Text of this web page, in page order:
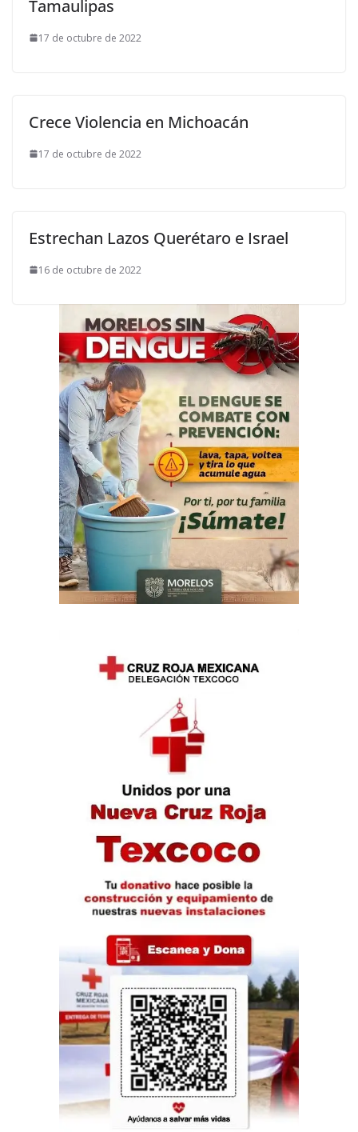
Tamaulipas
17 de octubre de 2022
Crece Violencia en Michoacán
17 de octubre de 2022
Estrechan Lazos Querétaro e Israel
16 de octubre de 2022